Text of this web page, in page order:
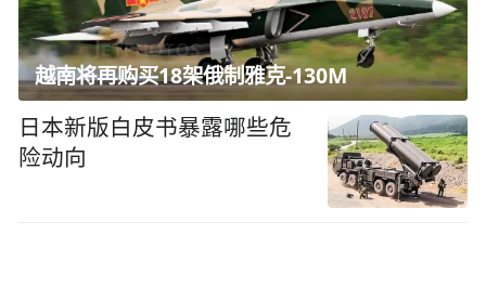
越南将再购买18架俄制雅克-130M
日本新版白皮书暴露哪些危
险动向